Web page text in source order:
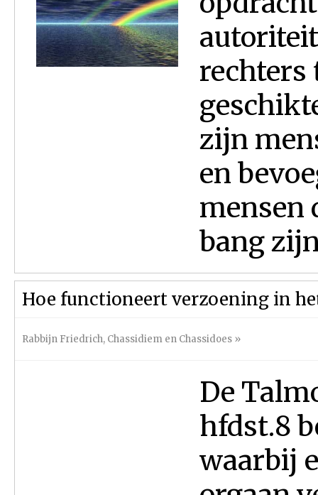
rechters
zijn
en
mensen
bang
Hoe functioneert verzoening in
Rabbijn Friedrich, Chassidiem en Chassidoes »
De
hfdst.8
waarbij